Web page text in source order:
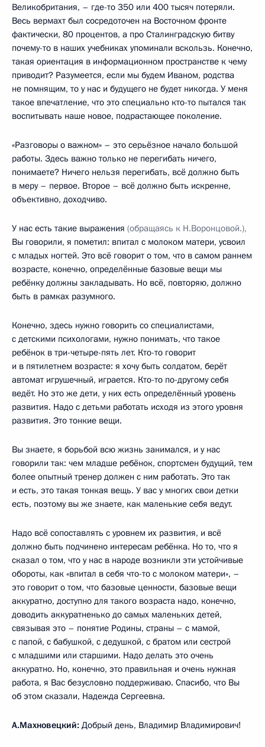
Великобритания, – где-то 350 или 400 тысяч потеряли.
Весь вермахт был сосредоточен на Восточном фронте
фактически, 80 процентов, а про Сталинградскую битву
почему-то в наших учебниках упоминали вскользь. Конечно,
такая ориентация в информационном пространстве к чему
приводит? Разумеется, если мы будем Иваном, родства
не помнящим, то у нас и будущего не будет никогда. У меня
такое впечатление, что это специально кто-то пытался так
воспитывать наше новое, подрастающее поколение.
«Разговоры о важном» – это серьёзное начало большой
работы. Здесь важно только не перегибать ничего,
понимаете? Ничего нельзя перегибать, всё должно быть
в меру – первое. Второе – всё должно быть искренне,
объективно, доходчиво.
У нас есть такие выражения (обращаясь к Н.Воронцовой.),
Вы говорили, я пометил: впитал с молоком матери, усвоил
с младых ногтей. Это всё говорит о том, что в самом раннем
возрасте, конечно, определённые базовые вещи мы
ребёнку должны закладывать. Но всё, повторяю, должно
быть в рамках разумного.
Конечно, здесь нужно говорить со специалистами,
с детскими психологами, нужно понимать, что такое
ребёнок в три-четыре-пять лет. Кто-то говорит
и в пятилетнем возрасте: я хочу быть солдатом, берёт
автомат игрушечный, играется. Кто-то по-другому себя
ведёт. Но это же дети, у них есть определённый уровень
развития. Надо с детьми работать исходя из этого уровня
развития. Это тонкие вещи.
Вы знаете, я борьбой всю жизнь занимался, и у нас
говорили так: чем младше ребёнок, спортсмен будущий, тем
более опытный тренер должен с ним работать. Это так
и есть, это такая тонкая вещь. У вас у многих свои детки
есть, поэтому вы же знаете, как маленькие себя ведут.
Надо всё сопоставлять с уровнем их развития, и всё
должно быть подчинено интересам ребёнка. Но то, что я
сказал о том, что у нас в народе возникли эти устойчивые
обороты, как «впитал в себя что-то с молоком матери», –
это говорит о том, что базовые ценности, базовые вещи
аккуратно, доступно для такого возраста надо, конечно,
доводить аккуратненько до самых маленьких детей,
связывая это – понятие Родины, страны – с мамой,
с папой, с бабушкой, с дедушкой, с братом или сестрой
с младшими или старшими. Надо делать это очень
аккуратно. Но, конечно, это правильная и очень нужная
работа, я Вас безусловно поддерживаю. Спасибо, что Вы
об этом сказали, Надежда Сергеевна.
А.Махновецкий: Добрый день, Владимир Владимирович!